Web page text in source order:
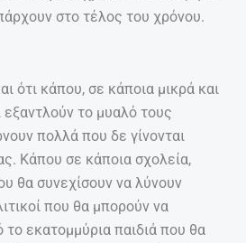
στο τέλος του χρόνου.
ότι κάπου, σε κάποια μικρά και
εξαντλούν το μυαλό τους
πολλά που δε γίνονται
Κάπου σε κάποια σχολεία,
θα συνεχίσουν να λύνουν
που θα μπορούν να
το εκατομμύρια παιδιά που θα